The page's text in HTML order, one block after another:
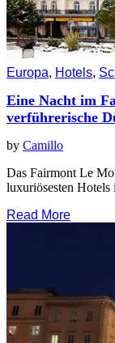
Europa, Hotels,
Eine Nacht im
verführerische
by Camillo
Das Fairmont Le
luxuriösesten
Read More